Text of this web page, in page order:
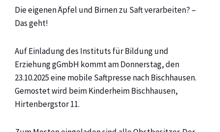
Die eigenen Äpfel und Birnen zu Saft verarbeiten? –
Das geht!
Auf Einladung des Instituts für Bildung und
Erziehung gGmbH kommt am Donnerstag, den
23.10.2025 eine mobile Saftpresse nach Bischhausen.
Gemostet wird beim Kinderheim Bischhausen,
Hirtenbergstor 11.